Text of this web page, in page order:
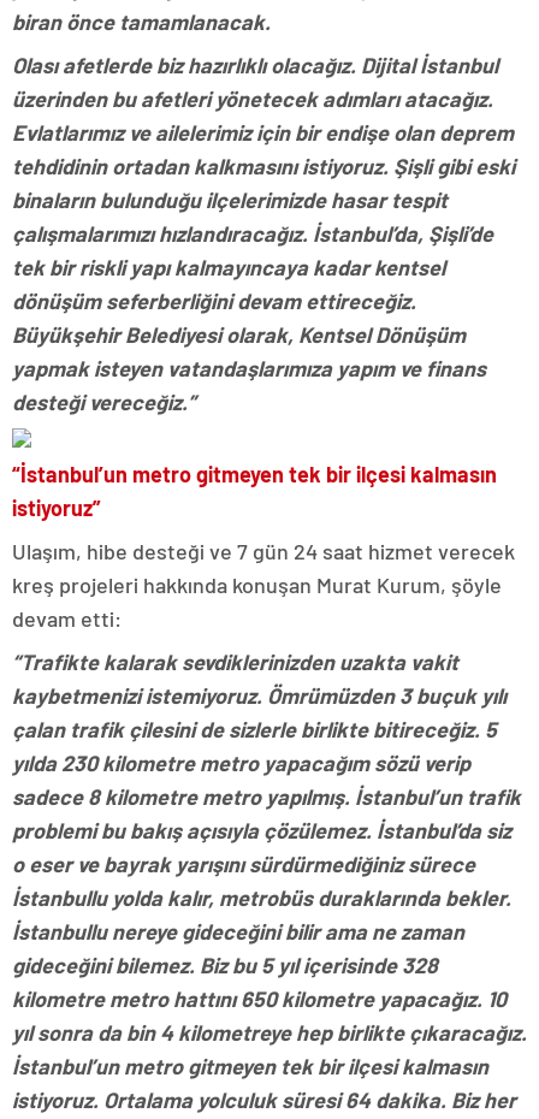
biran önce tamamlanacak.
Olası afetlerde biz hazırlıklı olacağız. Dijital İstanbul
üzerinden bu afetleri yönetecek adımları atacağız.
Evlatlarımız ve ailelerimiz için bir endişe olan deprem
tehdidinin ortadan kalkmasını istiyoruz. Şişli gibi eski
binaların bulunduğu ilçelerimizde hasar tespit
çalışmalarımızı hızlandıracağız. İstanbul’da, Şişli’de
tek bir riskli yapı kalmayıncaya kadar kentsel
dönüşüm seferberliğini devam ettireceğiz.
Büyükşehir Belediyesi olarak, Kentsel Dönüşüm
yapmak isteyen vatandaşlarımıza yapım ve finans
desteği vereceğiz.”
“İstanbul’un metro gitmeyen tek bir ilçesi kalmasın
istiyoruz”
Ulaşım, hibe desteği ve 7 gün 24 saat hizmet verecek
kreş projeleri hakkında konuşan Murat Kurum, şöyle
devam etti:
“Trafikte kalarak sevdiklerinizden uzakta vakit
kaybetmenizi istemiyoruz. Ömrümüzden 3 buçuk yılı
çalan trafik çilesini de sizlerle birlikte bitireceğiz. 5
yılda 230 kilometre metro yapacağım sözü verip
sadece 8 kilometre metro yapılmış. İstanbul’un trafik
problemi bu bakış açısıyla çözülemez. İstanbul’da siz
o eser ve bayrak yarışını sürdürmediğiniz sürece
İstanbullu yolda kalır, metrobüs duraklarında bekler.
İstanbullu nereye gideceğini bilir ama ne zaman
gideceğini bilemez. Biz bu 5 yıl içerisinde 328
kilometre metro hattını 650 kilometre yapacağız. 10
yıl sonra da bin 4 kilometreye hep birlikte çıkaracağız.
İstanbul’un metro gitmeyen tek bir ilçesi kalmasın
istiyoruz. Ortalama yolculuk süresi 64 dakika. Biz her